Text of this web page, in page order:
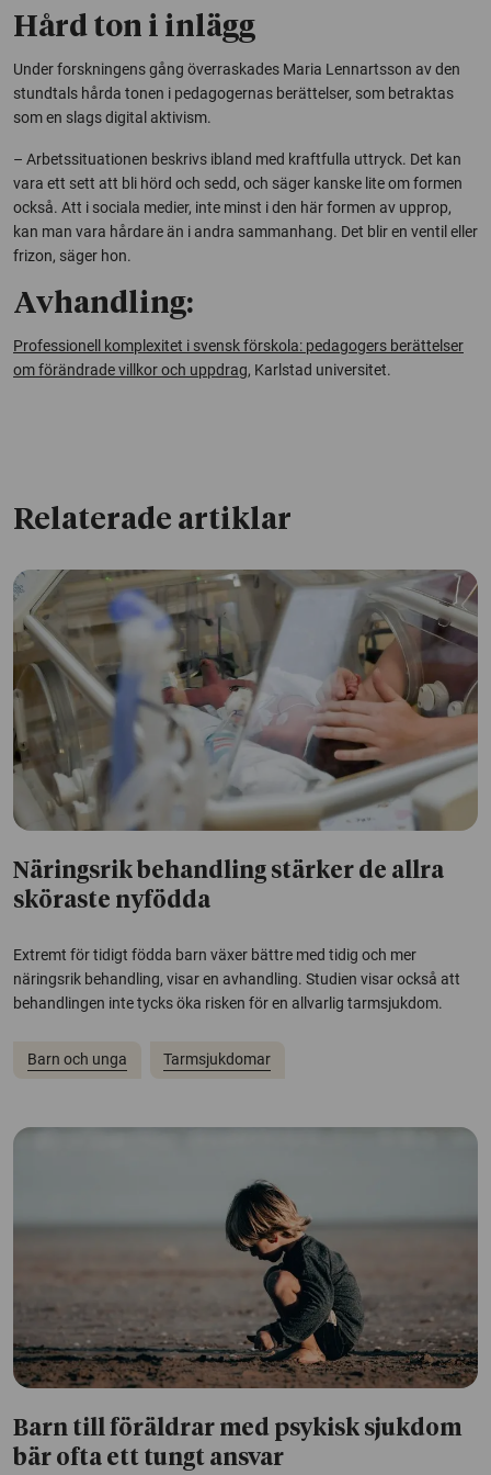
Hård ton i inlägg
Under forskningens gång överraskades Maria Lennartsson av den
stundtals hårda tonen i pedagogernas berättelser, som betraktas
som en slags digital aktivism.
– Arbetssituationen beskrivs ibland med kraftfulla uttryck. Det kan
vara ett sett att bli hörd och sedd, och säger kanske lite om formen
också. Att i sociala medier, inte minst i den här formen av upprop,
kan man vara hårdare än i andra sammanhang. Det blir en ventil eller
frizon, säger hon.
Avhandling:
Professionell komplexitet i svensk förskola: pedagogers berättelser
om förändrade villkor och uppdrag, Karlstad universitet.
Relaterade artiklar
Näringsrik behandling stärker de allra
sköraste nyfödda
Extremt för tidigt födda barn växer bättre med tidig och mer
näringsrik behandling, visar en avhandling. Studien visar också att
behandlingen inte tycks öka risken för en allvarlig tarmsjukdom.
Barn och unga Tarmsjukdomar
Barn till föräldrar med psykisk sjukdom
bär ofta ett tungt ansvar